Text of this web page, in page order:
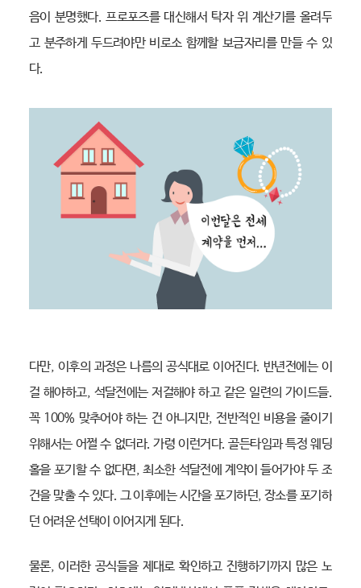
음이 분명했다. 프로포즈를 대신해서 탁자 위 계산기를 올려두
고 분주하게 두드려야만 비로소 함께할 보금자리를 만들 수 있
다.
다만, 이후의 과정은 나름의 공식대로 이어진다. 반년전에는 이
걸 해야하고, 석달전에는 저걸해야 하고 같은 일련의 가이드들.
꼭 100% 맞추어야 하는 건 아니지만, 전반적인 비용을 줄이기
위해서는 어쩔 수 없더라. 가령 이런거다. 골든타임과 특정 웨딩
홀을 포기할 수 없다면, 최소한 석달전에 계약이 들어가야 두 조
건을 맞출 수 있다. 그 이후에는 시간을 포기하던, 장소를 포기하
던 어려운 선택이 이어지게 된다.
물론, 이러한 공식들을 제대로 확인하고 진행하기까지 많은 노